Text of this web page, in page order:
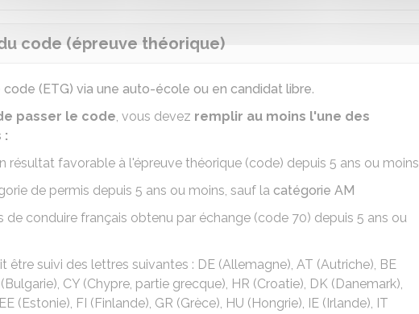
code (épreuve théorique)
code (ETG) via une auto-école ou en candidat libre.
passer le code, vous devez remplir au moins l'une des
:
résultat favorable à l'épreuve théorique (code) depuis 5 ans ou moins
de permis depuis 5 ans ou moins, sauf la catégorie AM
de conduire français obtenu par échange (code 70) depuis 5 ans ou
être suivi des lettres suivantes : DE (Allemagne), AT (Autriche), BE
CY (Chypre, partie grecque), HR (Croatie), DK (Danemark),
(Estonie), FI (Finlande), GR (Grèce), HU (Hongrie), IE (Irlande), IT